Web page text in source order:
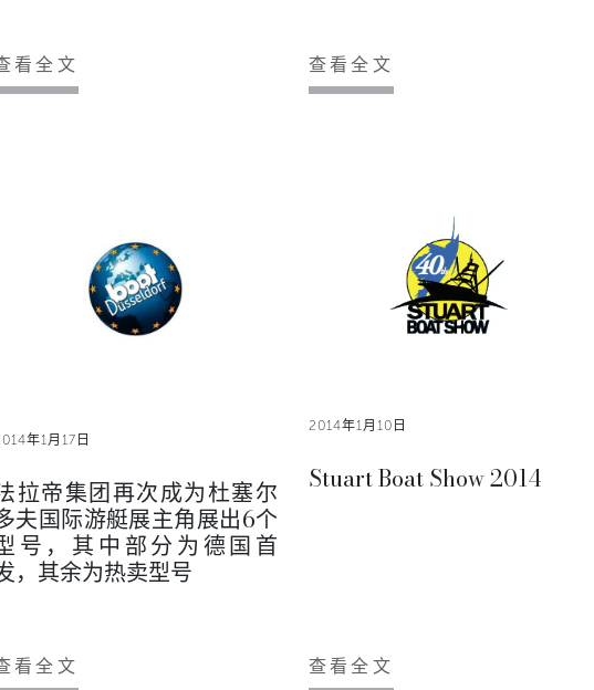
看全文 查看全文
年1月17日
拉帝集团再次成为杜塞尔
夫国际游艇展主角展出6个
号，其中部分为德国首
，其余为热卖型号
看全文
2014年1月10日
Stuart Boat Show 2014
查看全文